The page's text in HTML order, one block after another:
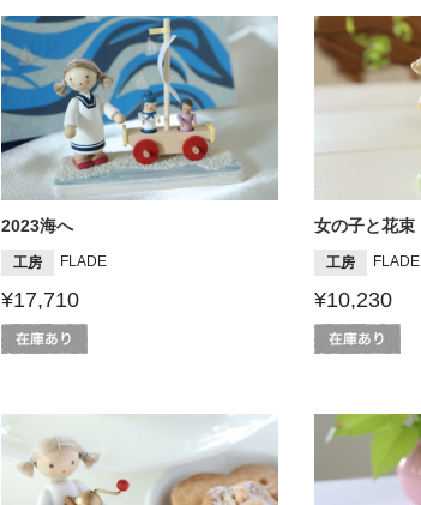
2023海へ
工房 FLADE
¥17,710
女の子と花束
工房 FLADE
¥10,230